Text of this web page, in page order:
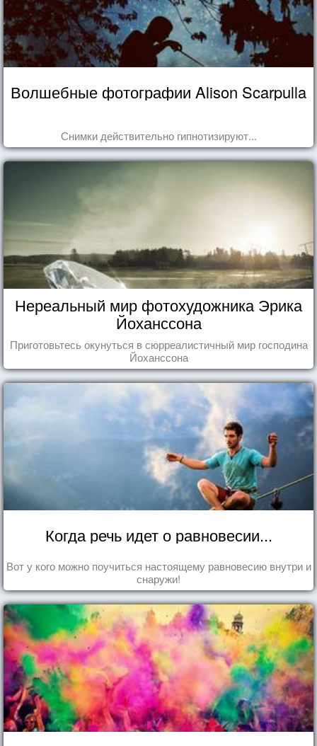
Волшебные фотографии Alison Scarpulla
Снимки действительно гипнотизируют...
Нереальный мир фотохудожника Эрика
Йоханссона
Приготовьтесь окунуться в сюрреалистичный мир господина
Йоханссона
Когда речь идет о равновесии...
Вот у кого можно поучиться настоящему равновесию внутри и
снаружи!